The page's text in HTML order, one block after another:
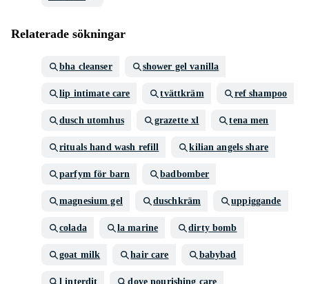
Relaterade sökningar
bha cleanser shower gel vanilla
lip intimate care tvättkräm ref shampoo
dusch utomhus grazette xl tena men
rituals hand wash refill kilian angels share
parfym för barn badbomber
magnesium gel duschkräm uppiggande
colada la marine dirty bomb
goat milk hair care babybad
l interdit dove nourishing care